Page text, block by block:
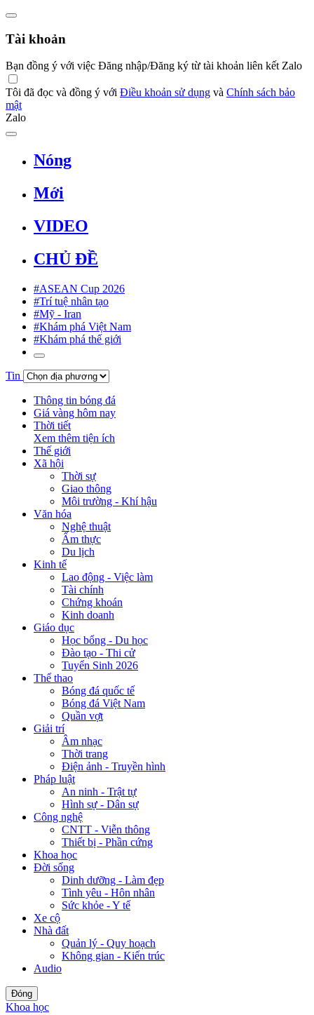
Tài khoản
Bạn đồng ý với việc Đăng nhập/Đăng ký từ tài khoản liên kết Zalo
Tôi đã đọc và đồng ý với Điều khoản sử dụng và Chính sách bảo
mật
Zalo
Nóng
Mới
VIDEO
CHỦ ĐỀ
#ASEAN Cup 2026
#Trí tuệ nhân tạo
#Mỹ - Iran
#Khám phá Việt Nam
#Khám phá thế giới
Tin
Thông tin bóng đá
Giá vàng hôm nay
Thời tiết
Xem thêm tiện ích
Thế giới
Xã hội
Thời sự
Giao thông
Môi trường - Khí hậu
Văn hóa
Nghệ thuật
Ẩm thực
Du lịch
Kinh tế
Lao động - Việc làm
Tài chính
Chứng khoán
Kinh doanh
Giáo dục
Học bổng - Du học
Đào tạo - Thi cử
Tuyển Sinh 2026
Thể thao
Bóng đá quốc tế
Bóng đá Việt Nam
Quần vợt
Giải trí
Âm nhạc
Thời trang
Điện ảnh - Truyền hình
Pháp luật
An ninh - Trật tự
Hình sự - Dân sự
Công nghệ
CNTT - Viễn thông
Thiết bị - Phần cứng
Khoa học
Đời sống
Dinh dưỡng - Làm đẹp
Tình yêu - Hôn nhân
Sức khỏe - Y tế
Xe cộ
Nhà đất
Quản lý - Quy hoạch
Không gian - Kiến trúc
Audio
Đóng
Khoa học